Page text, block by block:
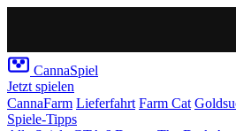
CannaSpiel
Jetzt spielen
CannaFarm Lieferfahrt Farm Cat
Spiele-Tipps